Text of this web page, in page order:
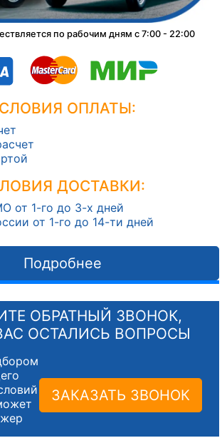
по рабочим дням с 7:00 - 22:00
ОПЛАТЫ:
ДОСТАВКИ:
от 1-го до 3-х дней
от 1-го до 14-ти дней
Подробнее
ОБРАТНЫЙ ЗВОНОК,
ОСТАЛИСЬ ВОПРОСЫ
ЗАКАЗАТЬ ЗВОНОК